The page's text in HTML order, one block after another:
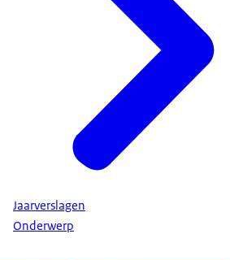
Jaarverslagen
Onderwerp